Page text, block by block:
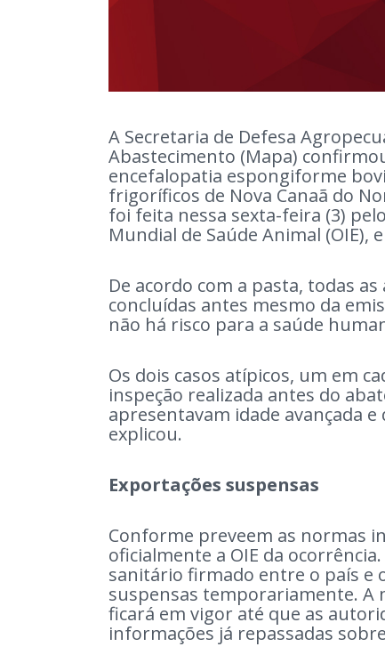
A Secretaria de Defesa
Abastecimento (Mapa)
encefalopatia espongiforme
frigoríficos de Nova Canaã do
foi feita nessa sexta-feira (3)
Mundial de Saúde Animal (OIE),
De acordo com a pasta, todas
concluídas antes mesmo da
não há risco para a saúde
Os dois casos atípicos, um em
inspeção realizada antes do
apresentavam idade avançada
explicou.
Exportações suspensas
Conforme preveem as normas
oficialmente a OIE da
sanitário firmado entre o país e
suspensas temporariamente. A
ficará em vigor até que as
informações já repassadas